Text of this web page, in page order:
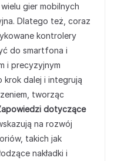
gier mobilnych
Dlatego też, coraz
kontrolery
do smartfona i
i precyzyjnym
krok dalej i integrują
tworząc
dotyczące
na rozwój
takich jak
nakładki i